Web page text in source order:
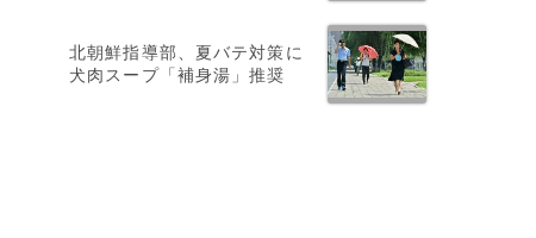
北朝鮮指導部、夏バテ対策に
犬肉スープ「補身湯」推奨